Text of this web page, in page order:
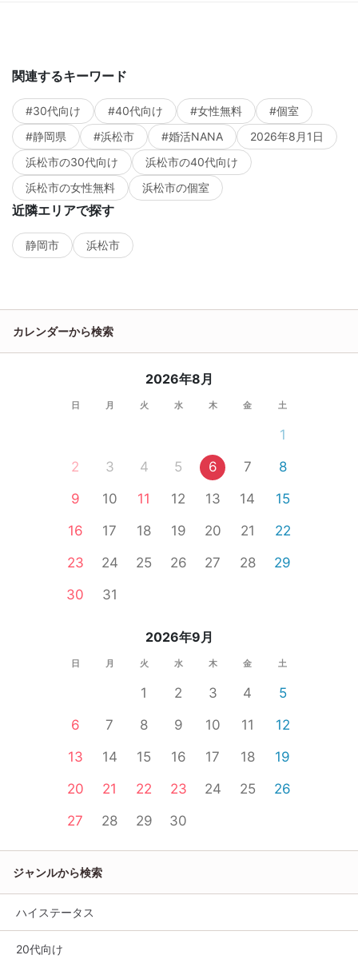
関連するキーワード
#30代向け #40代向け #女性無料
#個室
#静岡県
#浜松市 #婚活NANA
2026年8月1日
浜松市の30代向け
浜松市の40代向け
浜松市の女性無料
浜松市の個室
近隣エリアで探す
静岡市 浜松市
カレンダーから検索
2026年8月
日 月 火 水 木 金 土
1
2
3 4 5 6 7
8
9
10 11 12 13 14
15
16
17 18 19 20 21
22
23
24 25 26 27 28
29
30
31
2026年9月
日 月 火 水 木 金 土
1 2 3 4
5
6
7 8 9 10 11
12
13
14 15 16 17 18
19
20
21 22 23 24 25
26
27
28 29 30
ジャンルから検索
ハイステータス
20代向け